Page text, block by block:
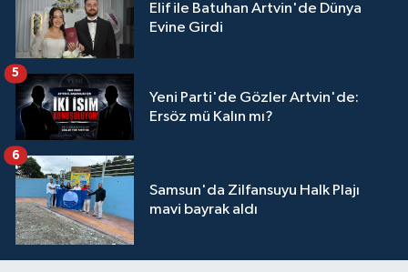
Elif ile Batuhan Artvin'de Dünya
Evine Girdi
Yeni Parti'de Gözler Artvin'de:
Ersöz mü Kalın mı?
5
Samsun'da Zilfansuyu Halk Plajı
mavi bayrak aldı
6